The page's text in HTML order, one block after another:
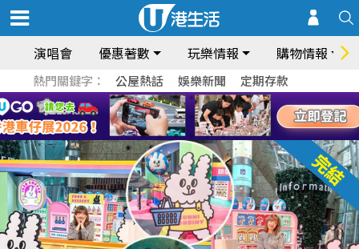
演唱會 優惠著數 玩樂情報 購物情報
熱門關鍵字： 公屋熱話 娛樂新聞 定期存款